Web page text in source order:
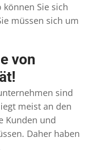
können Sie sich
müssen sich um
von
sind
meist an den
Kunden und
Daher haben